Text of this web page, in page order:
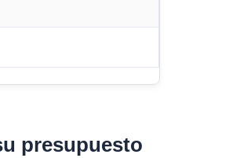
presupuesto